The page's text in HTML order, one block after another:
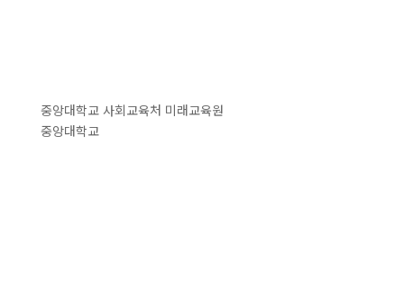
중앙대학교 사회교육처 미래교육원
중앙대학교